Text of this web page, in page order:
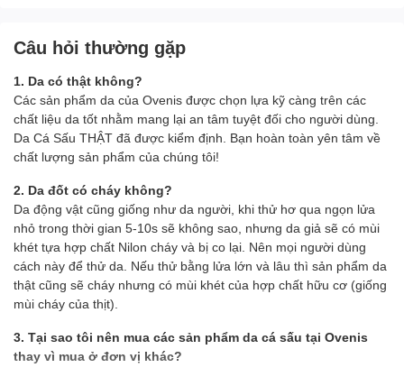
Câu hỏi thường gặp
1. Da có thật không?
Các sản phẩm da của Ovenis được chọn lựa kỹ càng trên các
chất liệu da tốt nhằm mang lại an tâm tuyệt đối cho người dùng.
Da Cá Sấu THẬT đã được kiểm định. Bạn hoàn toàn yên tâm về
chất lượng sản phẩm của chúng tôi!
2. Da đốt có cháy không?
Da động vật cũng giống như da người, khi thử hơ qua ngọn lửa
nhỏ trong thời gian 5-10s sẽ không sao, nhưng da giả sẽ có mùi
khét tựa hợp chất Nilon cháy và bị co lại. Nên mọi người dùng
cách này để thử da. Nếu thử bằng lửa lớn và lâu thì sản phẩm da
thật cũng sẽ cháy nhưng có mùi khét của hợp chất hữu cơ (giống
mùi cháy của thịt).
3. Tại sao tôi nên mua các sản phẩm da cá sấu tại Ovenis
thay vì mua ở đơn vị khác?